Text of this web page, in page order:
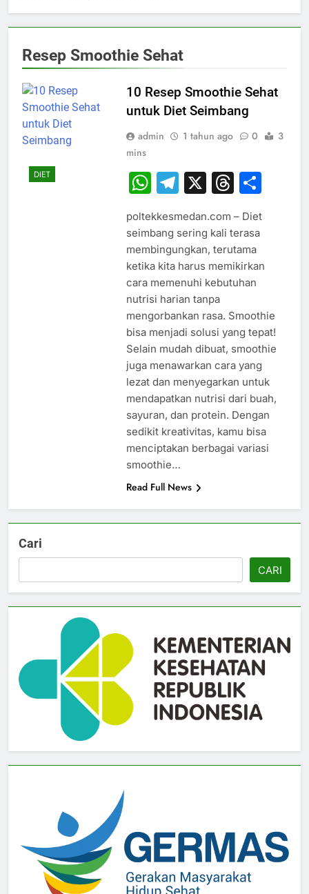
Resep Smoothie Sehat
DIET
10 Resep Smoothie Sehat
untuk Diet Seimbang
admin 1 tahun ago 0
3
mins
WhatsApp
Telegram
X
poltekkesmedan.com – Diet
seimbang sering kali terasa
membingungkan, terutama
ketika kita harus memikirkan
cara memenuhi kebutuhan
nutrisi harian tanpa
mengorbankan rasa. Smoothie
bisa menjadi solusi yang tepat!
Selain mudah dibuat, smoothie
juga menawarkan cara yang
lezat dan menyegarkan untuk
mendapatkan nutrisi dari buah,
sayuran, dan protein. Dengan
sedikit kreativitas, kamu bisa
menciptakan berbagai variasi
smoothie…
Read Full News
Cari
CARI